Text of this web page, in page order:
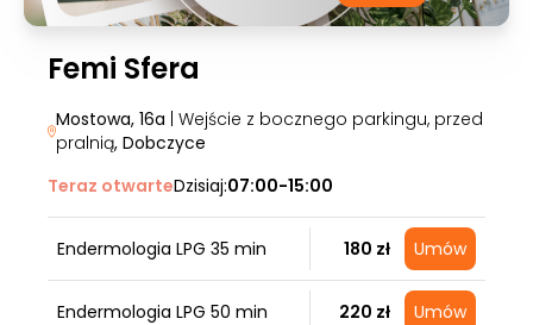
Femi Sfera
Mostowa, 16a | Wejście z bocznego parkingu, przed
pralnią, Dobczyce
Teraz otwarteDzisiaj:07:00-15:00
Endermologia LPG 35 min 180 zł Umów
Endermologia LPG 50 min 220 zł Umów